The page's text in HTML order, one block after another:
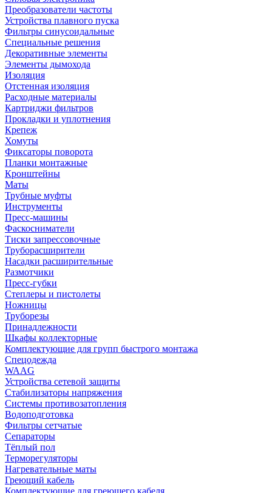
Преобразователи частоты
Устройства плавного пуска
Фильтры синусоидальные
Специальные решения
Декоративные элементы
Элементы дымохода
Изоляция
Отстенная изоляция
Расходные материалы
Картриджи фильтров
Прокладки и уплотнения
Крепеж
Хомуты
Фиксаторы поворота
Планки монтажные
Кронштейны
Маты
Трубные муфты
Инструменты
Пресс-машины
Фаскосниматели
Тиски запрессовочные
Труборасширители
Насадки расширительные
Размотчики
Пресс-губки
Степлеры и пистолеты
Ножницы
Труборезы
Принадлежности
Шкафы коллекторные
Комплектующие для групп быстрого монтажа
Спецодежда
WAAG
Устройства сетевой защиты
Стабилизаторы напряжения
Системы противозатопления
Водоподготовка
Фильтры сетчатые
Сепараторы
Тёплый пол
Терморегуляторы
Нагревательные маты
Греющий кабель
Комплектующие для греющего кабеля